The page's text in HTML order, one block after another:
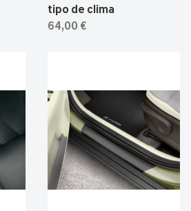
tipo de clima
64,00 €